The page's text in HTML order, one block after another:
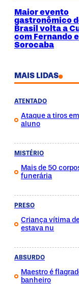
Maior evento
gastronômico
Brasil volta a
com Fernando e
Sorocaba
MAIS LIDAS
ATENTADO
Ataque a tiros
aluno
MISTÉRIO
Mais de 50
funerária
PRESO
Criança vítima
estava nu
ABSURDO
Maestro é
banheiro